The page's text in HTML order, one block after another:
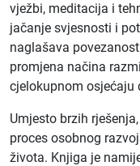
vježbi, meditacija i
jačanje svjesnosti i
naglašava
promjena načina
cjelokupnom osjećaju
Umjesto brzih
proces osobnog
života. Knjiga je